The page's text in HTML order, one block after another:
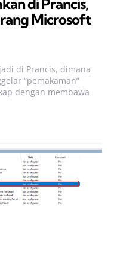
Microsoft
di Prancis, dimana
“pemakaman”
dengan membawa